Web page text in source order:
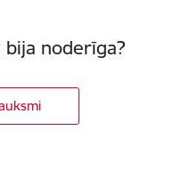
noderīga?